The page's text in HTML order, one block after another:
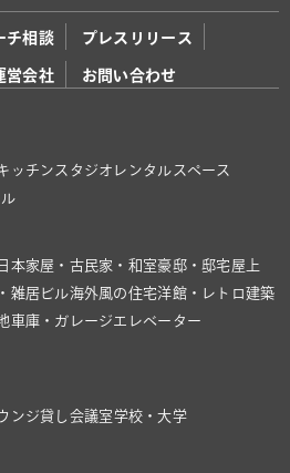
チ相談 プレスリリース
営会社
お問い合わせ
ッチンスタジオ レンタルスペース
日本家屋・古民家・和室豪邸・邸宅屋上
雑居ビル海外風の住宅洋館・レトロ建築
車庫・ガレージ エレベーター
ンジ貸し会議室学校・大学